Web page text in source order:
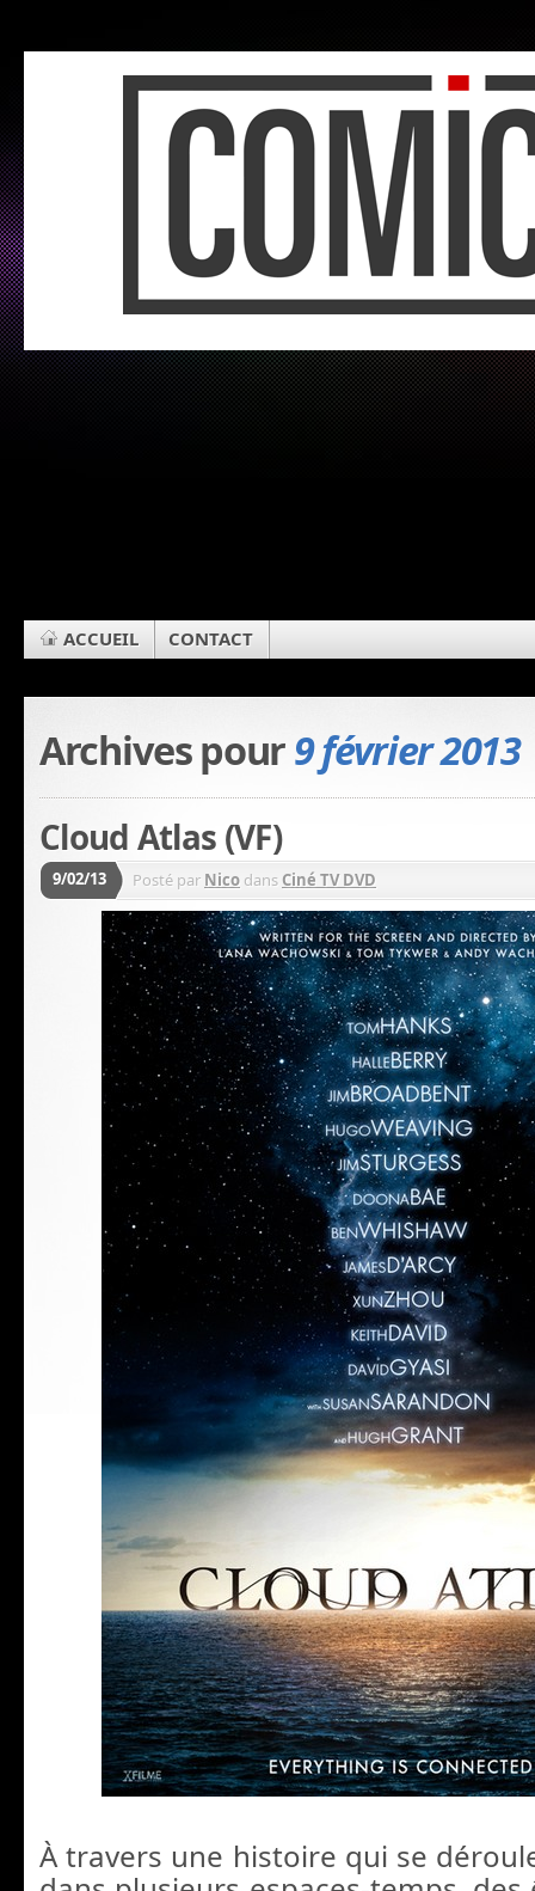
ACCUEIL CONTACT
Archives pour9 février 2013
Cloud Atlas (VF)
9/02/13 Posté par Nico dans Ciné TV DVD
À travers une histoire qui se